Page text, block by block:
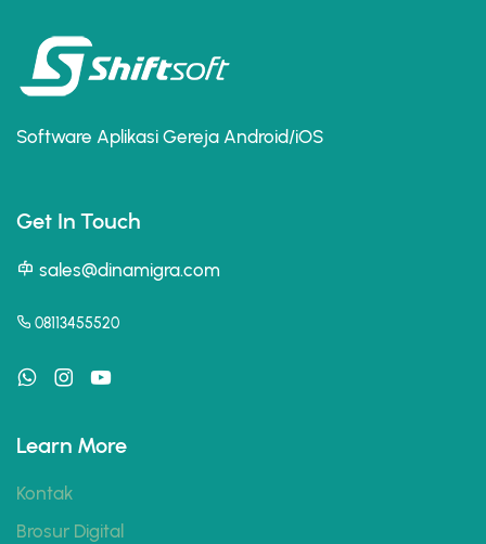
Software Aplikasi Gereja Android/iOS
Get In Touch
sales@dinamigra.com
08113455520
Learn More
Kontak
Brosur Digital